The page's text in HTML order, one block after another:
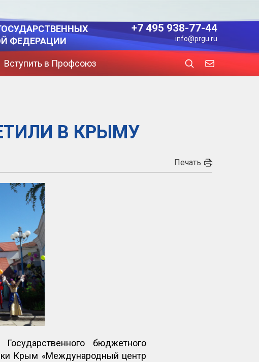
ФЕДЕРАЦИИ
+7 495 938-77-44
info@prgu.ru
Вступить в Профсоюз
В КРЫМУ
Печать
бюджетного
Крым «Международный центр